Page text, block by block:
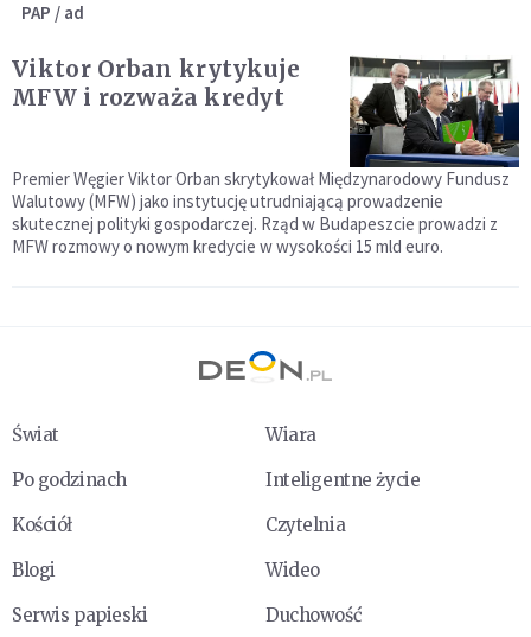
PAP / ad
Viktor Orban krytykuje
MFW i rozważa kredyt
Premier Węgier Viktor Orban skrytykował Międzynarodowy Fundusz
Walutowy (MFW) jako instytucję utrudniającą prowadzenie
skutecznej polityki gospodarczej. Rząd w Budapeszcie prowadzi z
MFW rozmowy o nowym kredycie w wysokości 15 mld euro.
Świat
Wiara
Po godzinach
Inteligentne życie
Kościół
Czytelnia
Blogi
Wideo
Serwis papieski
Duchowość